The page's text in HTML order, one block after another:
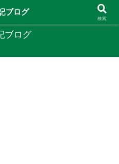
るなら やってみたら？
ブログ
ブログ
検索